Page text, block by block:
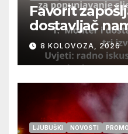
Favorit
dostavljač
izvršitelja
8 KOLOVOZA, 2026
LJUBUŠKI NOVOSTI PROMO